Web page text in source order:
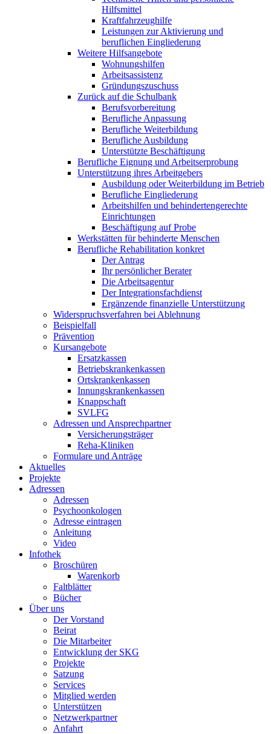
Hilfsmittel
Kraftfahrzeughilfe
Leistungen zur Aktivierung und
beruflichen Eingliederung
Weitere Hilfsangebote
Wohnungshilfen
Arbeitsassistenz
Gründungszuschuss
Zurück auf die Schulbank
Berufsvorbereitung
Berufliche Anpassung
Berufliche Weiterbildung
Berufliche Ausbildung
Unterstützte Beschäftigung
Berufliche Eignung und Arbeitserprobung
Unterstützung ihres Arbeitgebers
Ausbildung oder Weiterbildung im Betrieb
Berufliche Eingliederung
Arbeitshilfen und behindertengerechte
Einrichtungen
Beschäftigung auf Probe
Werkstätten für behinderte Menschen
Berufliche Rehabilitation konkret
Der Antrag
Ihr persönlicher Berater
Die Arbeitsagentur
Der Integrationsfachdienst
Ergänzende finanzielle Unterstützung
Widerspruchsverfahren bei Ablehnung
Beispielfall
Prävention
Kursangebote
Ersatzkassen
Betriebskrankenkassen
Ortskrankenkassen
Innungskrankenkassen
Knappschaft
SVLFG
Adressen und Ansprechpartner
Versicherungsträger
Reha-Kliniken
Formulare und Anträge
Aktuelles
Projekte
Adressen
Adressen
Psychoonkologen
Adresse eintragen
Anleitung
Video
Infothek
Broschüren
Warenkorb
Faltblätter
Bücher
Über uns
Der Vorstand
Beirat
Die Mitarbeiter
Entwicklung der SKG
Projekte
Satzung
Services
Mitglied werden
Unterstützen
Netzwerkpartner
Anfahrt